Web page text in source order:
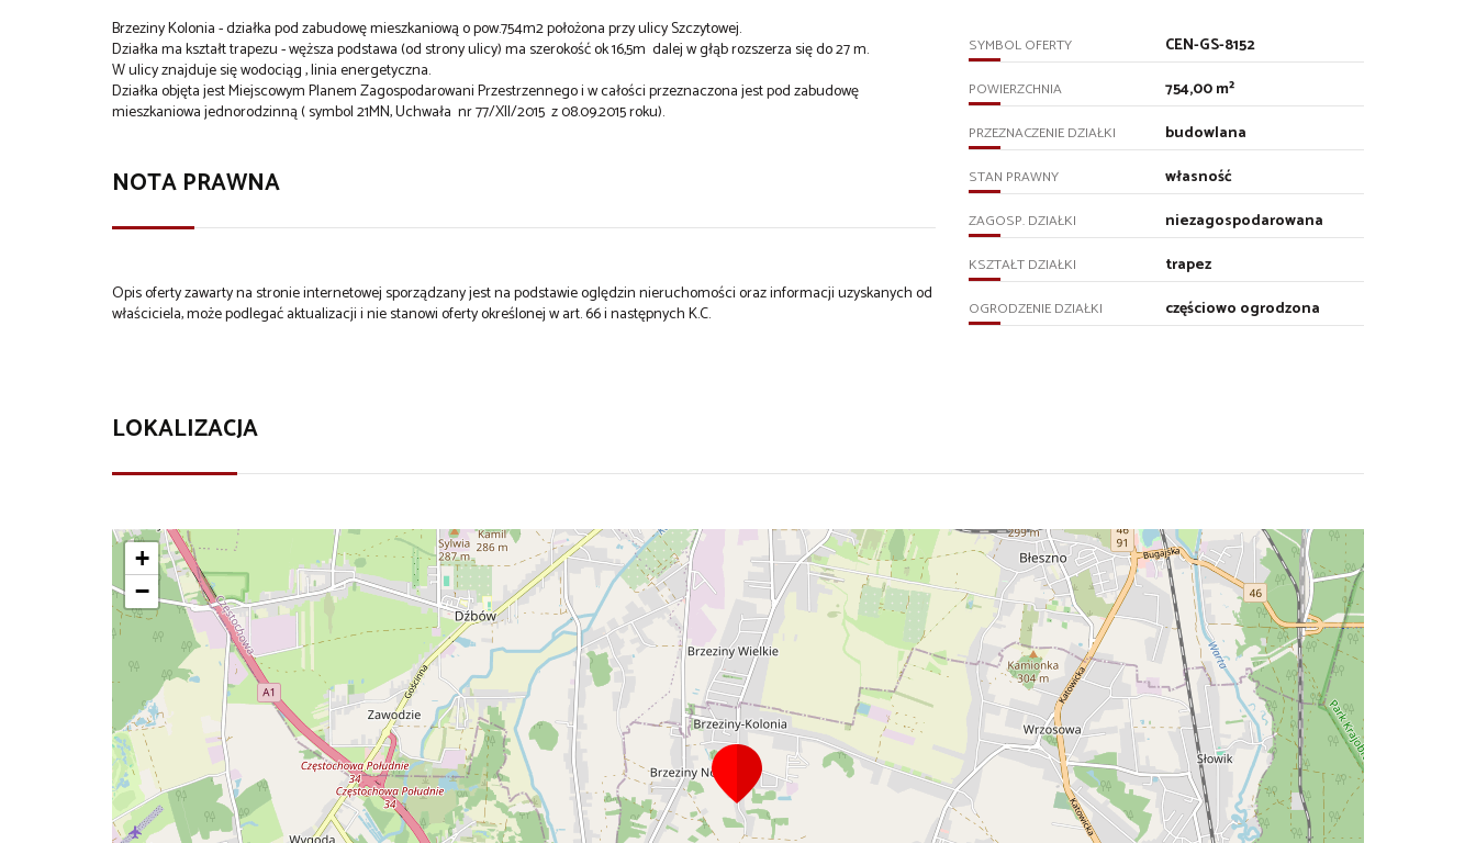
Brzeziny Kolonia - działka pod zabudowę mieszkaniową o pow.754m2 położona przy ulicy Szczytowej.
Działka ma kształt trapezu - węższa podstawa (od strony ulicy) ma szerokość ok 16,5m dalej w głąb rozszerza się do 27 m.
W ulicy znajduje się wodociąg , linia energetyczna.
Działka objęta jest Miejscowym Planem Zagospodarowani Przestrzennego i w całości przeznaczona jest pod zabudowę
mieszkaniowa jednorodzinną ( symbol 21MN, Uchwała nr 77/XII/2015 z 08.09.2015 roku).
NOTA PRAWNA
Opis oferty zawarty na stronie internetowej sporządzany jest na podstawie oględzin nieruchomości oraz informacji uzyskanych od
właściciela, może podlegać aktualizacji i nie stanowi oferty określonej w art. 66 i następnych K.C.
SYMBOL OFERTY CEN-GS-8152
POWIERZCHNIA 754,00 m²
PRZEZNACZENIE DZIAŁKI budowlana
STAN PRAWNY własność
ZAGOSP. DZIAŁKI niezagospodarowana
KSZTAŁT DZIAŁKI trapez
OGRODZENIE DZIAŁKI częściowo ogrodzona
LOKALIZACJA
+
−